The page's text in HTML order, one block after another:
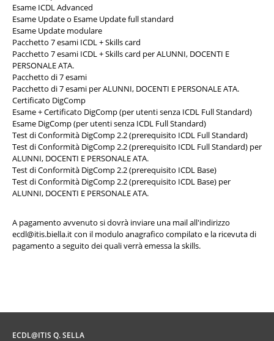
Esame ICDL Advanced
Esame Update o Esame Update full standard
Esame Update modulare
Pacchetto 7 esami ICDL + Skills card
Pacchetto 7 esami ICDL + Skills card per ALUNNI, DOCENTI E
PERSONALE ATA.
Pacchetto di 7 esami
Pacchetto di 7 esami per ALUNNI, DOCENTI E PERSONALE ATA.
Certificato DigComp
Esame + Certificato DigComp (per utenti senza ICDL Full Standard)
Esame DigComp (per utenti senza ICDL Full Standard)
Test di Conformità DigComp 2.2 (prerequisito ICDL Full Standard)
Test di Conformità DigComp 2.2 (prerequisito ICDL Full Standard) per
ALUNNI, DOCENTI E PERSONALE ATA.
Test di Conformità DigComp 2.2 (prerequisito ICDL Base)
Test di Conformità DigComp 2.2 (prerequisito ICDL Base) per
ALUNNI, DOCENTI E PERSONALE ATA.
A pagamento avvenuto si dovrà inviare una mail all'indirizzo
ecdl@itis.biella.itcon il modulo anagrafico compilato e la ricevuta di
pagamento a seguito dei quali verrà emessa la skills.
ECDL@ITIS Q. SELLA